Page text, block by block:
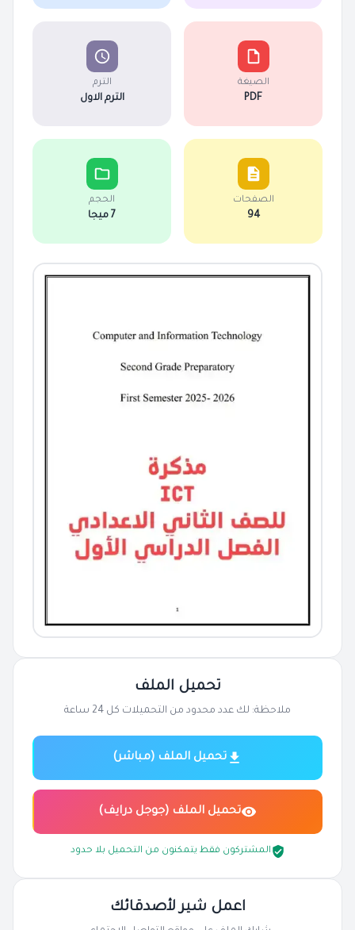
الصيغة
PDF
الترم
الترم الاول
الصفحات
94
الحجم
7 ميجا
تحميل الملف
ملاحظة: لك عدد محدود من التحميلات كل 24 ساعة
تحميل الملف (مباشر)
تحميل الملف (جوجل درايف)
المشتركون فقط يتمكنون من التحميل بلا حدود
اعمل شير لأصدقائك